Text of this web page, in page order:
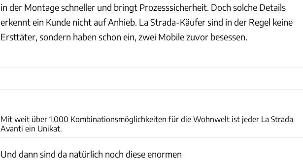
in der Montage schneller und bringt Prozesssicherheit. Doch solche Details
erkennt ein Kunde nicht auf Anhieb. La Strada-Käufer sind in der Regel keine
Ersttäter, sondern haben schon ein, zwei Mobile zuvor besessen.
Mit weit über 1.000 Kombinationsmöglichkeiten für die Wohnwelt ist jeder La Strada
Avanti ein Unikat.
Und dann sind da natürlich noch diese enormen